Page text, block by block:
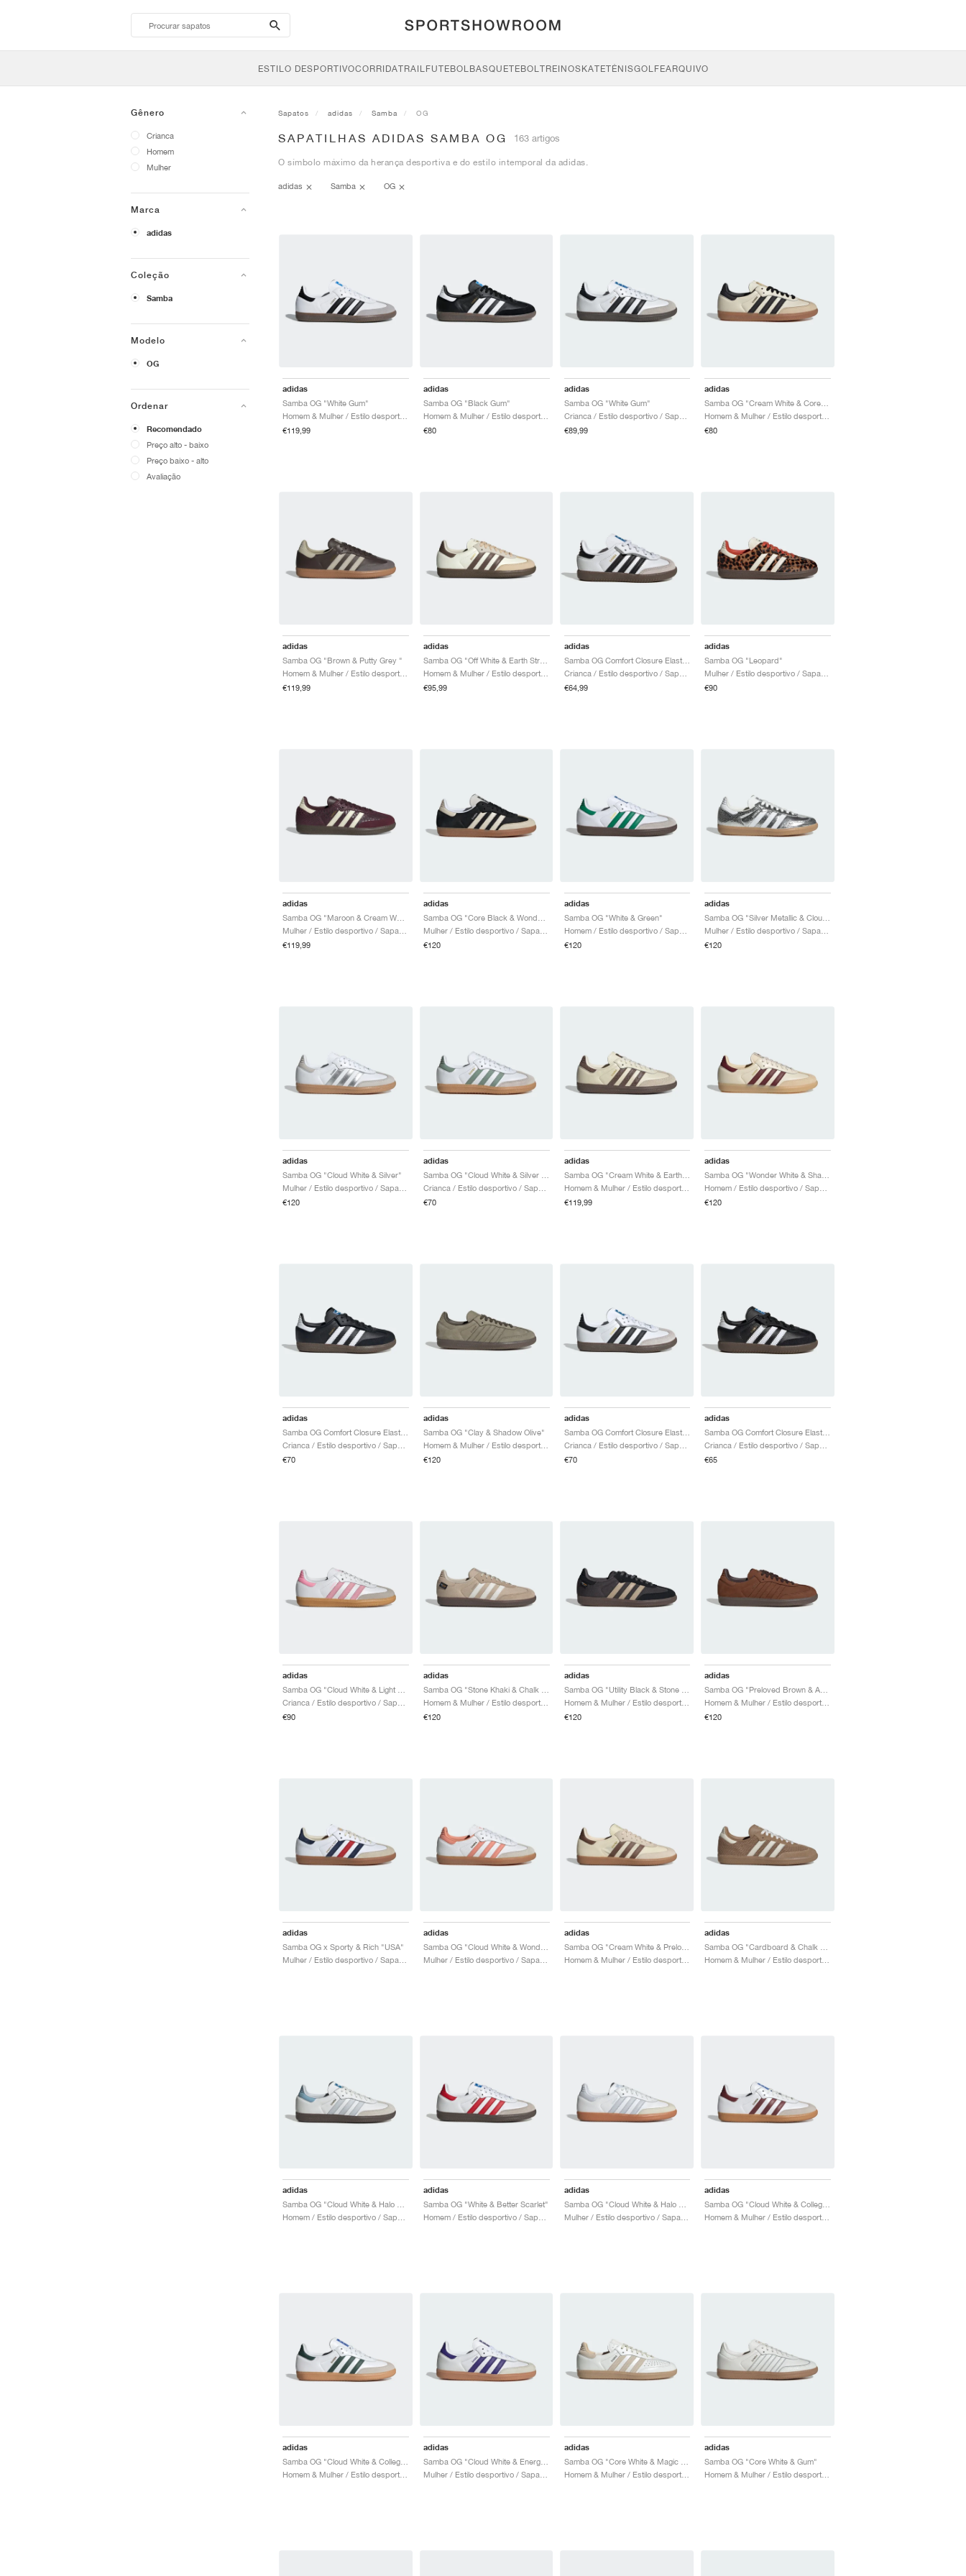
search-
btn
ESTILO DESPORTIVOCORRIDATRAILFUTEBOLBASQUETEBOLTREINOSKATETÉNISGOLFEARQUIVO
Gênero
Crianca
Homem
Mulher
Marca
adidas
Coleção
Samba
Modelo
OG
Ordenar
Recomendado
Preço alto - baixo
Preço baixo - alto
Avaliação
Sapatos adidas Samba OG
SAPATILHAS ADIDAS SAMBA OG 163 artigos
O símbolo máximo da herança desportiva e do estilo intemporal da adidas.
adidas Samba OG
adidas
Samba OG "White Gum"
€119,99
adidas
Samba OG "Black Gum"
Homem & Mulher / Estilo desportivo / Sapatos
€80
adidas
Samba OG "White Gum"
€89,99
adidas
€80
adidas
Samba OG "Brown & Putty Grey "
€119,99
adidas
Samba OG "Off White & Earth Strata"
Homem & Mulher / Estilo desportivo / Sapatos
€95,99
adidas
Samba OG Comfort Closure Elastic Lace "White Gum"
€64,99
adidas
Samba OG "Leopard"
€90
adidas
€119,99
adidas
€120
adidas
Samba OG "White & Green"
€120
adidas
€120
adidas
Samba OG "Cloud White & Silver"
€120
adidas
€70
adidas
Samba OG "Cream White & Earth Strata"
Homem & Mulher / Estilo desportivo / Sapatos
€119,99
adidas
€120
adidas
€70
adidas
Samba OG "Clay & Shadow Olive"
Homem & Mulher / Estilo desportivo / Sapatos
€120
adidas
Samba OG Comfort Closure Elastic Lace "White Gum"
€70
adidas
€65
adidas
€90
adidas
Homem & Mulher / Estilo desportivo / Sapatos
€120
adidas
Homem & Mulher / Estilo desportivo / Sapatos
€120
adidas
€120
adidas
Samba OG x Sporty & Rich "USA"
adidas adidas
Samba OG "Cream White & Preloved Brown"
Homem & Mulher / Estilo desportivo / Sapatos
adidas
adidas adidas
Samba OG "White & Better Scarlet"
adidas adidas
adidas adidas
Samba OG "Cloud White & Energy Ink"
adidas
Homem & Mulher / Estilo desportivo / Sapatos
adidas
Samba OG "Core White & Gum"